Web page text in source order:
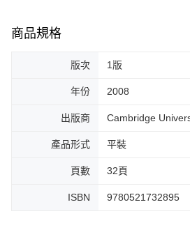
商品規格
版次 1版
年份 2008
出版商 Cambridge
產品形式 平裝
頁數 32頁
ISBN 9780521732895